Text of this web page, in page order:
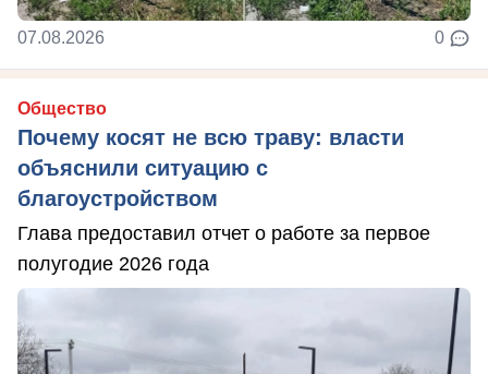
07.08.2026 0
Общество
Почему косят не всю траву: власти
объяснили ситуацию с
благоустройством
Глава предоставил отчет о работе за первое
полугодие 2026 года